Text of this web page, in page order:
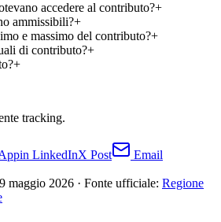
accedere al contributo?+
ammissibili?+
e massimo del contributo?+
di contributo?+
+
tracking.
in LinkedInX Post Email
maggio 2026 · Fonte ufficiale: Regione